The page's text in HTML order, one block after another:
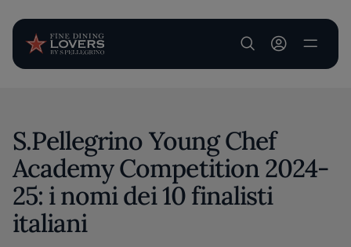
User account
S.Pellegrino Young Chef
Academy Competition 2024-
25: i nomi dei 10 finalisti
italiani